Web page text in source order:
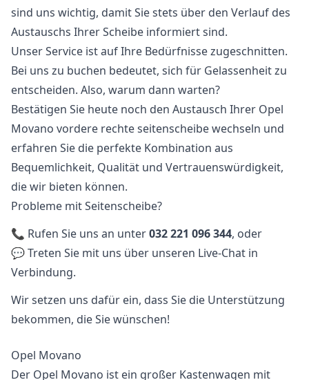
sind uns wichtig, damit Sie stets über den Verlauf des
Austauschs Ihrer Scheibe informiert sind.
Unser Service ist auf Ihre Bedürfnisse zugeschnitten.
Bei uns zu buchen bedeutet, sich für Gelassenheit zu
entscheiden. Also, warum dann warten?
Bestätigen Sie heute noch den Austausch Ihrer Opel
Movano vordere rechte seitenscheibe wechseln und
erfahren Sie die perfekte Kombination aus
Bequemlichkeit, Qualität und Vertrauenswürdigkeit,
die wir bieten können.
Probleme mit Seitenscheibe?
📞 Rufen Sie uns an unter032 221 096 344, oder
💬 Treten Sie mit uns über unseren Live-Chat in
Verbindung.
Wir setzen uns dafür ein, dass Sie die Unterstützung
bekommen, die Sie wünschen!
Opel Movano
Der Opel Movano ist ein großer Kastenwagen mit